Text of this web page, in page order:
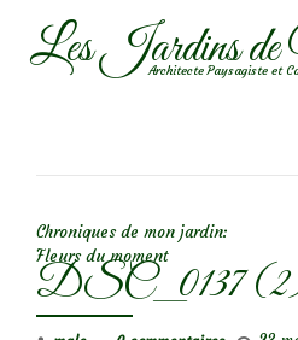
AllerLes Jardins
Architecte Paysagiste et
Chroniques de mon jardin:
Fleurs du moment
DSC_0137